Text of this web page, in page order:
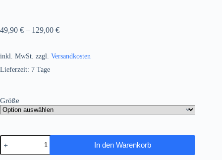
49,90 € – 129,00 €
inkl. MwSt. zzgl. Versandkosten
Lieferzeit: 7 Tage
Größe
Historischer
Ozeandampfer
auf
In den Warenkorb